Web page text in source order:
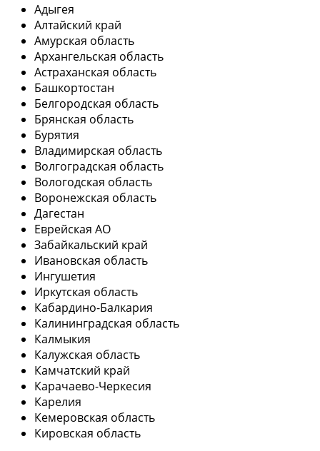
Адыгея
Алтайский край
Амурская область
Архангельская область
Астраханская область
Башкортостан
Белгородская область
Брянская область
Бурятия
Владимирская область
Волгоградская область
Вологодская область
Воронежская область
Дагестан
Еврейская АО
Забайкальский край
Ивановская область
Ингушетия
Иркутская область
Кабардино-Балкария
Калининградская область
Калмыкия
Калужская область
Камчатский край
Карачаево-Черкесия
Карелия
Кемеровская область
Кировская область